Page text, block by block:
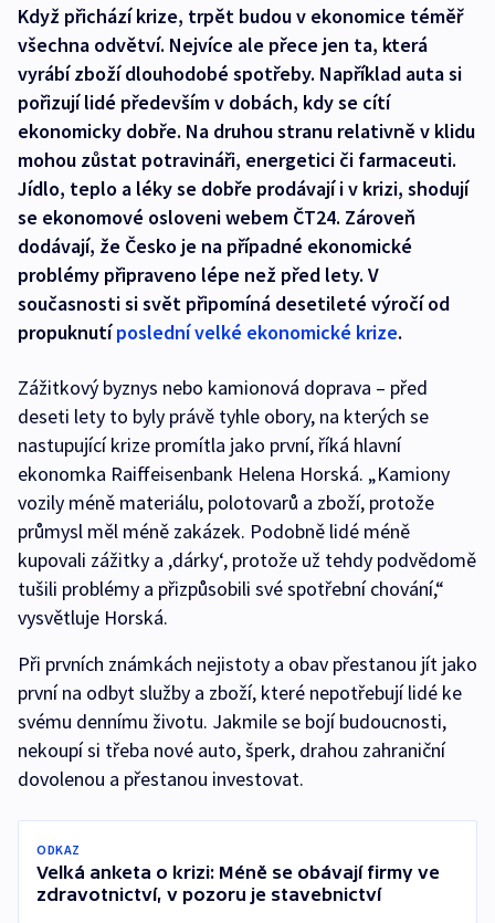
Když přichází krize, trpět budou v ekonomice téměř
všechna odvětví. Nejvíce ale přece jen ta, která
vyrábí zboží dlouhodobé spotřeby. Například auta si
pořizují lidé především v dobách, kdy se cítí
ekonomicky dobře. Na druhou stranu relativně v klidu
mohou zůstat potravináři, energetici či farmaceuti.
Jídlo, teplo a léky se dobře prodávají i v krizi, shodují
se ekonomové osloveni webem ČT24. Zároveň
dodávají, že Česko je na případné ekonomické
problémy připraveno lépe než před lety. V
současnosti si svět připomíná desetileté výročí od
propuknutíposlední velké ekonomické krize.
Zážitkový byznys nebo kamionová doprava – před
deseti lety to byly právě tyhle obory, na kterých se
nastupující krize promítla jako první, říká hlavní
ekonomka Raiffeisenbank Helena Horská. „Kamiony
vozily méně materiálu, polotovarů a zboží, protože
průmysl měl méně zakázek. Podobně lidé méně
kupovali zážitky a ,dárky‘, protože už tehdy podvědomě
tušili problémy a přizpůsobili své spotřební chování,“
vysvětluje Horská.
Při prvních známkách nejistoty a obav přestanou jít jako
první na odbyt služby a zboží, které nepotřebují lidé ke
svému dennímu životu. Jakmile se bojí budoucnosti,
nekoupí si třeba nové auto, šperk, drahou zahraniční
dovolenou a přestanou investovat.
ODKAZ
Velká anketa o krizi: Méně se obávají firmy ve
zdravotnictví, v pozoru je stavebnictví